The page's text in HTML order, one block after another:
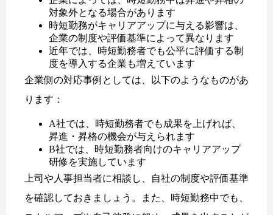
対象外となる場合があります
時短勤務がキャリアアップに与える影響は、
企業の制度や評価基準によって異なります
近年では、時短勤務者でも公平に評価する制
度を導入する企業も増えています
企業側の対応事例としては、以下のようなものがあ
ります：
A社では、時短勤務者でも成果を上げれば、
昇進・昇格の機会が与えられます
B社では、時短勤務者向けのキャリアアップ
研修を実施しています
上司や人事担当者に相談し、自社の制度や評価基準
を確認しておきましょう。また、時短勤務中でも、